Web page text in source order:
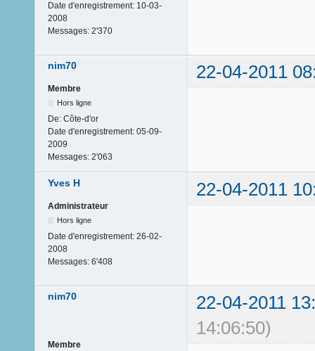
Date d'enregistrement: 10-03-
2008
Messages: 2'370
nim70 22-04-2011
Membre
Hors ligne
De: Côte-d'or
Date d'enregistrement: 05-09-
2009
Messages: 2'063
Yves H 22-04-2011
Administrateur
Hors ligne
Date d'enregistrement: 26-02-
2008
Messages: 6'408
nim70
22-04-2011
14:06:50)
Membre